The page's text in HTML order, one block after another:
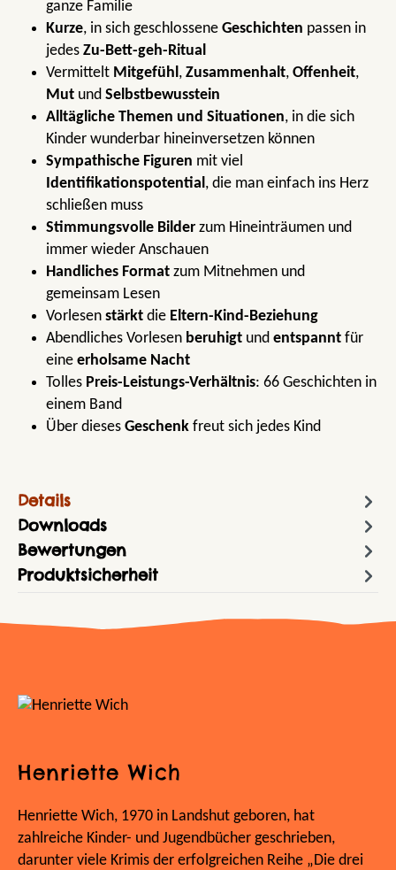
ganze Familie
Kurze, in sich geschlossene Geschichten passen in
jedes Zu-Bett-geh-Ritual
Vermittelt Mitgefühl, Zusammenhalt, Offenheit,
Mut und Selbstbewusstein
Alltägliche Themen und Situationen, in die sich
Kinder wunderbar hineinversetzen können
Sympathische Figuren mit viel
Identifikationspotential, die man einfach ins Herz
schließen muss
Stimmungsvolle Bilder zum Hineinträumen und
immer wieder Anschauen
Handliches Format zum Mitnehmen und
gemeinsam Lesen
Vorlesen stärkt die Eltern-Kind-Beziehung
Abendliches Vorlesen beruhigt und entspannt für
eine erholsame Nacht
Tolles Preis-Leistungs-Verhältnis: 66 Geschichten in
einem Band
Über dieses Geschenk freut sich jedes Kind
Details
Downloads
Bewertungen
Produktsicherheit
Henriette Wich
Henriette Wich, 1970 in Landshut geboren, hat
zahlreiche Kinder- und Jugendbücher geschrieben,
darunter viele Krimis der erfolgreichen Reihe „Die drei